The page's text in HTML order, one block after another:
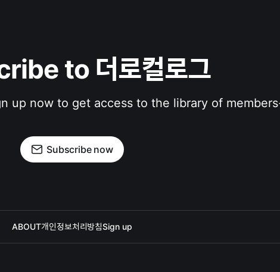
to 더로컬로그
up now to get access to the library of
Subscribe now
ABOUT개인정보처리방침Sign up